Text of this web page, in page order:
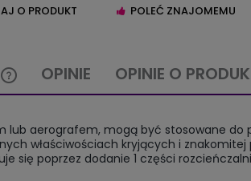
O PRODUKT POLEĆ ZNAJOMEMU
KOSZTÓW PŁATNOŚCI
OPINIE OPINIE O
lub aerografem, mogą być stosowane do
właściwościach kryjących i znakomitej
się poprzez dodanie 1 części